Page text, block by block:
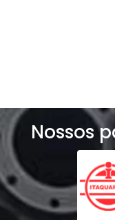
Nossos